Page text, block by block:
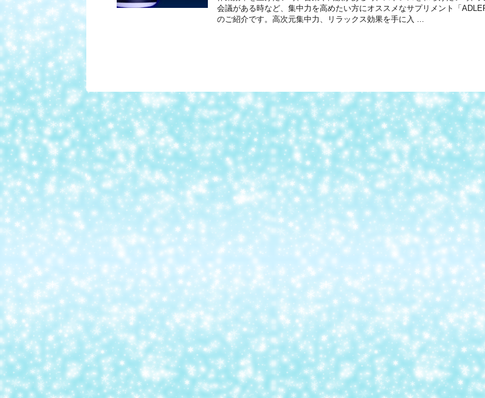
会議がある時など、集中力を高めたい方にオススメなサプリメント「
のご紹介です。高次元集中力、リラックス効果を手に入 ...